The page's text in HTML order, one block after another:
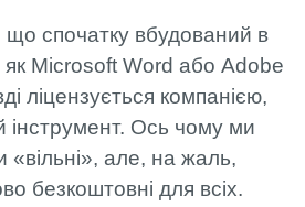
спочатку вбудований в
як Microsoft Word або Adobe
ліцензується компанією,
інструмент. Ось чому ми
але, на жаль,
безкоштовні для всіх.